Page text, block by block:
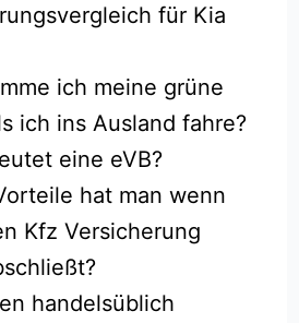
für Kia
ich meine grüne
ich ins Ausland fahre?
eine eVB?
hat man wenn
Kfz Versicherung
handelsüblich